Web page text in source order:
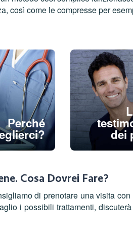
così come le compresse per
Perché
dei
Cosa Dovrei Fare?
di prenotare una visita
i possibili trattamenti,